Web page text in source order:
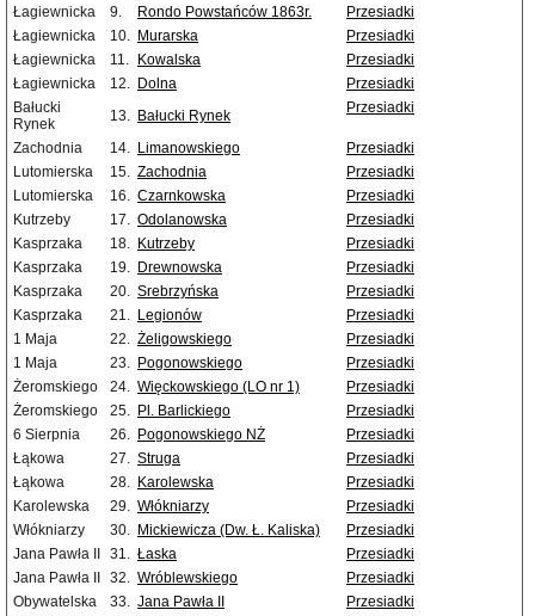
Łagiewnicka
9. Rondo Powstańców 1863r.
Przesiadki
Łagiewnicka
10. Murarska
Przesiadki
Łagiewnicka
11. Kowalska
Przesiadki
Łagiewnicka
12. Dolna
Przesiadki
Bałucki
Rynek
13. Bałucki Rynek Przesiadki
Zachodnia 14. Limanowskiego
Przesiadki
Lutomierska
15. Zachodnia
Przesiadki
Lutomierska
16. Czarnkowska
Przesiadki
Kutrzeby
17. Odolanowska
Przesiadki
Kasprzaka
18. Kutrzeby
Przesiadki
Kasprzaka
19. Drewnowska
Przesiadki
Kasprzaka
20. Srebrzyńska
Przesiadki
Kasprzaka
21. Legionów
Przesiadki
1 Maja
22. Żeligowskiego
Przesiadki
1 Maja
23. Pogonowskiego
Przesiadki
Żeromskiego
24. Więckowskiego (LO nr 1)
Przesiadki
Żeromskiego
25. Pl. Barlickiego
Przesiadki
6 Sierpnia
26. Pogonowskiego NŻ
Przesiadki
Łąkowa
27. Struga
Przesiadki
Łąkowa
28. Karolewska
Przesiadki
Karolewska
29. Włókniarzy
Przesiadki
Włókniarzy
30. Mickiewicza (Dw. Ł. Kaliska)
Przesiadki
Jana Pawła II
31. Łaska
Przesiadki
Jana Pawła II
32. Wróblewskiego
Przesiadki
Obywatelska
33. Jana Pawła II
Przesiadki